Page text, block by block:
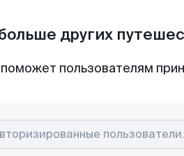
других
пользователям